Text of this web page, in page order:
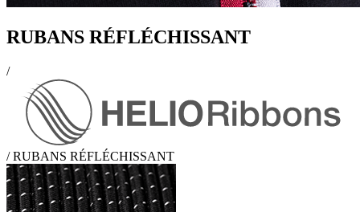
RUBANS RÉFLÉCHISSANT
/
/RUBANS RÉFLÉCHISSANT